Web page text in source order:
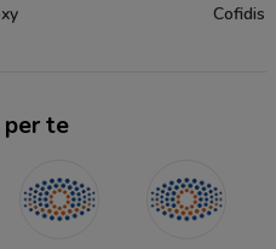
Cofidis
te